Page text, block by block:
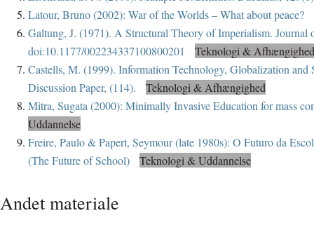
Latour, Bruno (2002): War of the Worlds – What about peace?
Galtung, J. (1971). A Structural Theory of Imperialism. Journal
doi:10.1177/002234337100800201 Teknologi & Afhængighed
Castells, M. (1999). Information Technology, Globalization
Discussion Paper, (114). Teknologi & Afhængighed
Mitra, Sugata (2000): Minimally Invasive Education for mass
Uddannelse
Freire, Paulo & Papert, Seymour (late 1980s): O Futuro da
(The Future of School)
Teknologi & Uddannelse
Andet materiale